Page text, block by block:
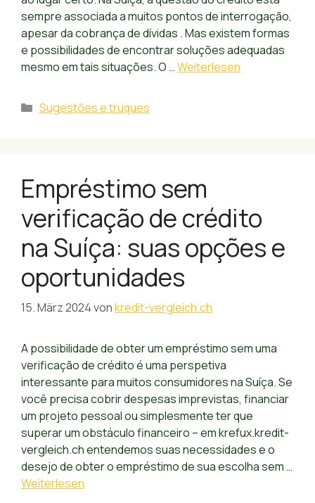
sempre associada a muitos pontos de interrogação,
apesar da cobrança de dívidas . Mas existem formas
e possibilidades de encontrar soluções adequadas
mesmo em tais situações. O …Weiterlesen
Kategorien
Sugestões e truques
Empréstimo sem
verificação de crédito
na Suíça: suas opções e
oportunidades
15. März 2024vonkredit-vergleich.ch
A possibilidade de obter um empréstimo sem uma
verificação de crédito é uma perspetiva
interessante para muitos consumidores na Suíça. Se
você precisa cobrir despesas imprevistas, financiar
um projeto pessoal ou simplesmente ter que
superar um obstáculo financeiro – em krefux.kredit-
vergleich.ch entendemos suas necessidades e o
desejo de obter o empréstimo de sua escolha sem …
Weiterlesen